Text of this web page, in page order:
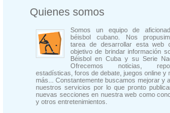
Quienes somos
Somos un equipo de
béisbol cubano. Nos
tarea de desarrollar esta web
objetivo de brindar información
Béisbol en Cuba y su Serie
Ofrecemos noticias,
estadísticas, foros de debate, juegos online y
más... Constantemente buscamos mejorar y
nuestros servicios por lo que pronto
nuevas secciones en nuestra web como
y otros entretenimientos.